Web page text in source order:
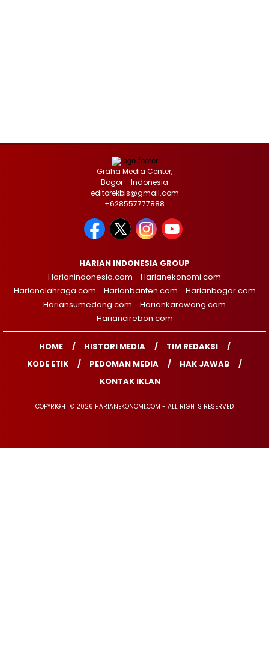
Graha Media Center,
Bogor - Indonesia
editorekbis@gmail.com
+628557777888
HARIAN INDONESIA GROUP
Harianindonesia.com
Harianekonomi.com
Harianolahraga.com
Harianbanten.com
Harianbogor.com
Hariansumedang.com
Hariankarawang.com
Hariancirebon.com
HOME HISTORI MEDIA
TIM REDAKSI
KODE ETIK
PEDOMAN MEDIA
HAK JAWAB
KONTAK IKLAN
COPYRIGHT © 2026 HARIANEKONOMI.COM - ALL RIGHTS RESERVED